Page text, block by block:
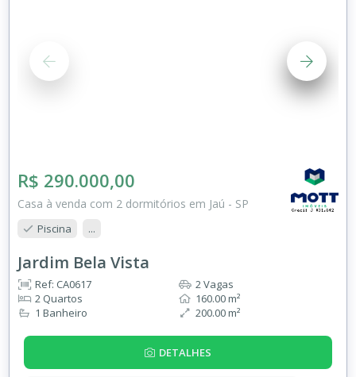
R$ 290.000,00
Casa à venda com 2 dormitórios em Jaú - SP
Piscina ...
Jardim Bela Vista
Ref: CA0617
2 Quartos
1 Banheiro
2 Vagas
160.00 m²
200.00 m²
DETALHES